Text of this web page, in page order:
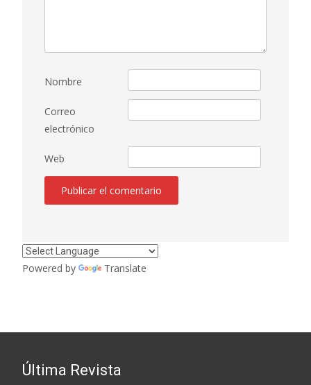
Nombre
Correo
electrónico
Web
Powered by Translate
Última Revista